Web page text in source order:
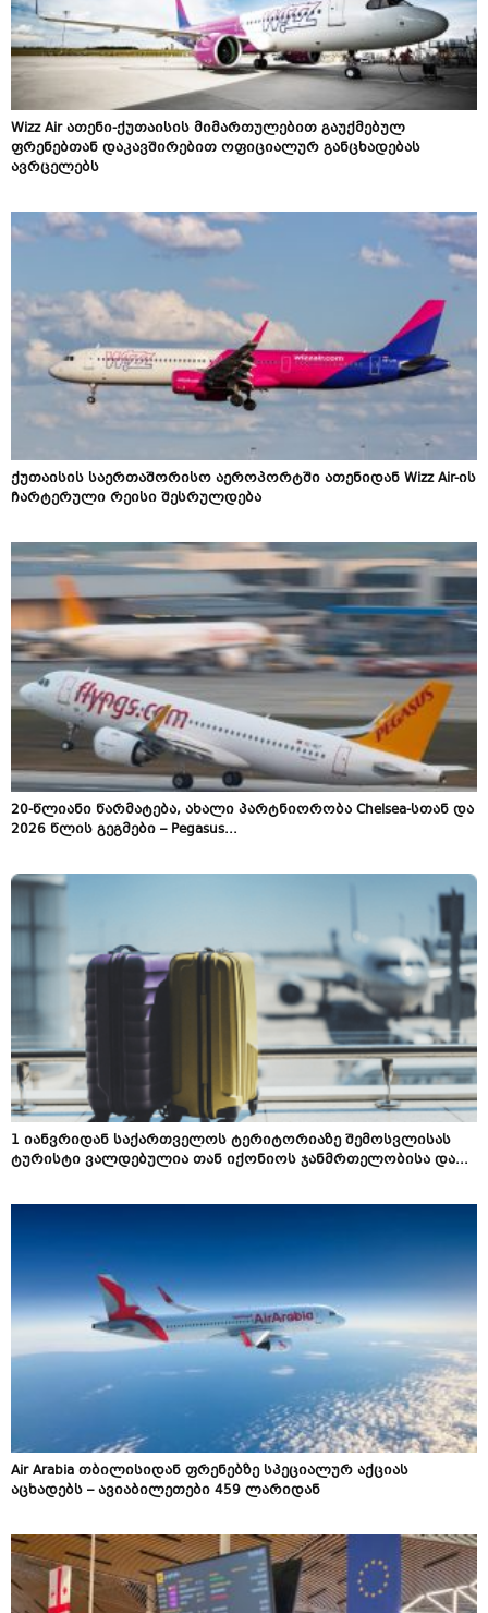
Wizz Air ათენი-ქუთაისის მიმართულებით გაუქმებულ
ფრენებთან დაკავშირებით ოფიციალურ განცხადებას
ავრცელებს
ქუთაისის საერთაშორისო აეროპორტში ათენიდან Wizz Air-ის
ჩარტერული რეისი შესრულდება
20-წლიანი წარმატება, ახალი პარტნიორობა Chelsea-სთან და
2026 წლის გეგმები – Pegasus...
1 იანვრიდან საქართველოს ტერიტორიაზე შემოსვლისას
ტურისტი ვალდებულია თან იქონიოს ჯანმრთელობისა და...
Air Arabia თბილისიდან ფრენებზე სპეციალურ აქციას
აცხადებს – ავიაბილეთები 459 ლარიდან